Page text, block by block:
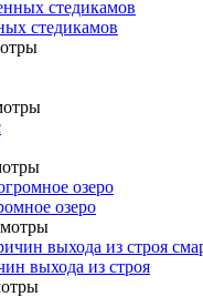
стедикамов
озеро
выхода из строя